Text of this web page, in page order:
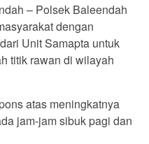
– Polsek Baleendah
dengan
Unit Samapta untuk
titik rawan di wilayah
atas meningkatnya
jam-jam sibuk pagi dan